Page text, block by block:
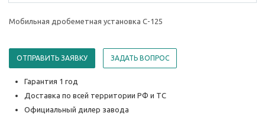
Мобильная дробеметная установка C-125
ОТПРАВИТЬ ЗАЯВКУ ЗАДАТЬ ВОПРОС
Гарантия 1 год
Доставка по всей территории РФ и ТС
Официальный дилер завода